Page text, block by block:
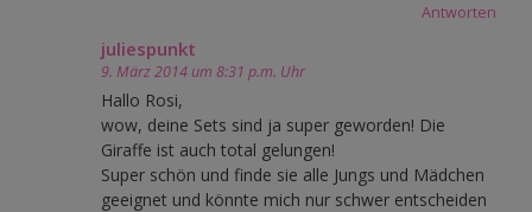
Antworten
juliespunkt
9. März 2014 um 8:31 p.m. Uhr
Hallo Rosi,
wow, deine Sets sind ja super geworden! Die
Giraffe ist auch total gelungen!
Super schön und finde sie alle Jungs und Mädchen
geeignet und könnte mich nur schwer entscheiden